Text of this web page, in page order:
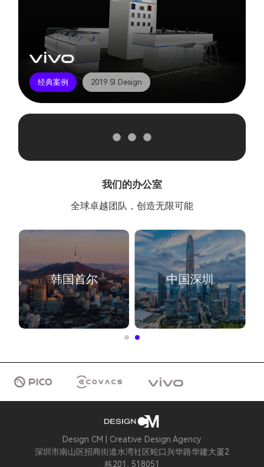
经典案例 2019 SI Design
我们的办公室
全球卓越团队，创造无限可能
韩国首尔 中国深圳
Design CM | Creative Design Agency
深圳市南山区招商街道水湾社区蛇口兴华路华建大厦2
栋201, 518051